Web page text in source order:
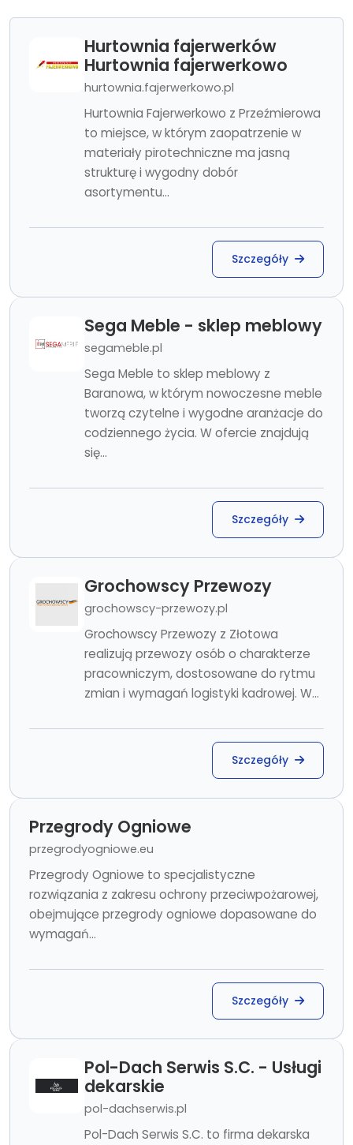
Hurtownia fajerwerków
Hurtownia fajerwerkowo
hurtownia.fajerwerkowo.pl
Hurtownia Fajerwerkowo z Przeźmierowa
to miejsce, w którym zaopatrzenie w
materiały pirotechniczne ma jasną
strukturę i wygodny dobór
asortymentu...
Szczegóły
Sega Meble - sklep meblowy
segameble.pl
Sega Meble to sklep meblowy z
Baranowa, w którym nowoczesne meble
tworzą czytelne i wygodne aranżacje do
codziennego życia. W ofercie znajdują
się...
Szczegóły
Grochowscy Przewozy
grochowscy-przewozy.pl
Grochowscy Przewozy z Złotowa
realizują przewozy osób o charakterze
pracowniczym, dostosowane do rytmu
zmian i wymagań logistyki kadrowej. W...
Szczegóły
Przegrody Ogniowe
przegrodyogniowe.eu
Przegrody Ogniowe to specjalistyczne
rozwiązania z zakresu ochrony przeciwpożarowej,
obejmujące przegrody ogniowe dopasowane do
wymagań...
Szczegóły
Pol-Dach Serwis S.C. - Usługi
dekarskie
pol-dachserwis.pl
Pol-Dach Serwis S.C. to firma dekarska